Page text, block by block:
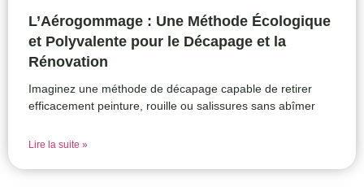
L’Aérogommage : Une Méthode Écologique
et Polyvalente pour le Décapage et la
Rénovation
Imaginez une méthode de décapage capable de retirer
efficacement peinture, rouille ou salissures sans abîmer
Lire la suite »